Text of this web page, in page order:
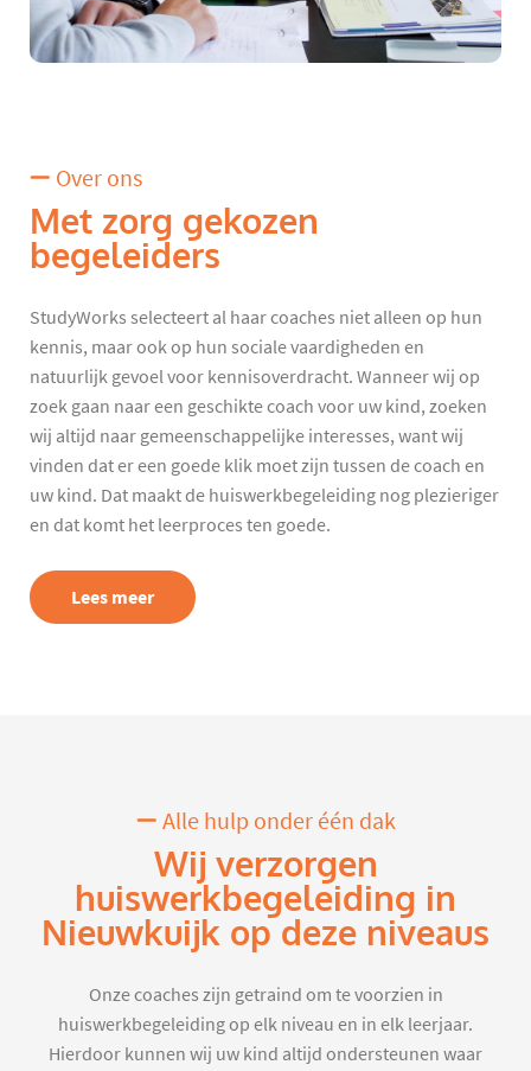
Over ons
Met zorg gekozen
begeleiders
StudyWorks selecteert al haar coaches niet alleen op hun
kennis, maar ook op hun sociale vaardigheden en
natuurlijk gevoel voor kennisoverdracht. Wanneer wij op
zoek gaan naar een geschikte coach voor uw kind, zoeken
wij altijd naar gemeenschappelijke interesses, want wij
vinden dat er een goede klik moet zijn tussen de coach en
uw kind. Dat maakt de huiswerkbegeleiding nog plezieriger
en dat komt het leerproces ten goede.
Lees meer
Alle hulp onder één dak
Wij verzorgen
huiswerkbegeleiding in
Nieuwkuijk op deze niveaus
Onze coaches zijn getraind om te voorzien in
huiswerkbegeleiding op elk niveau en in elk leerjaar.
Hierdoor kunnen wij uw kind altijd ondersteunen waar